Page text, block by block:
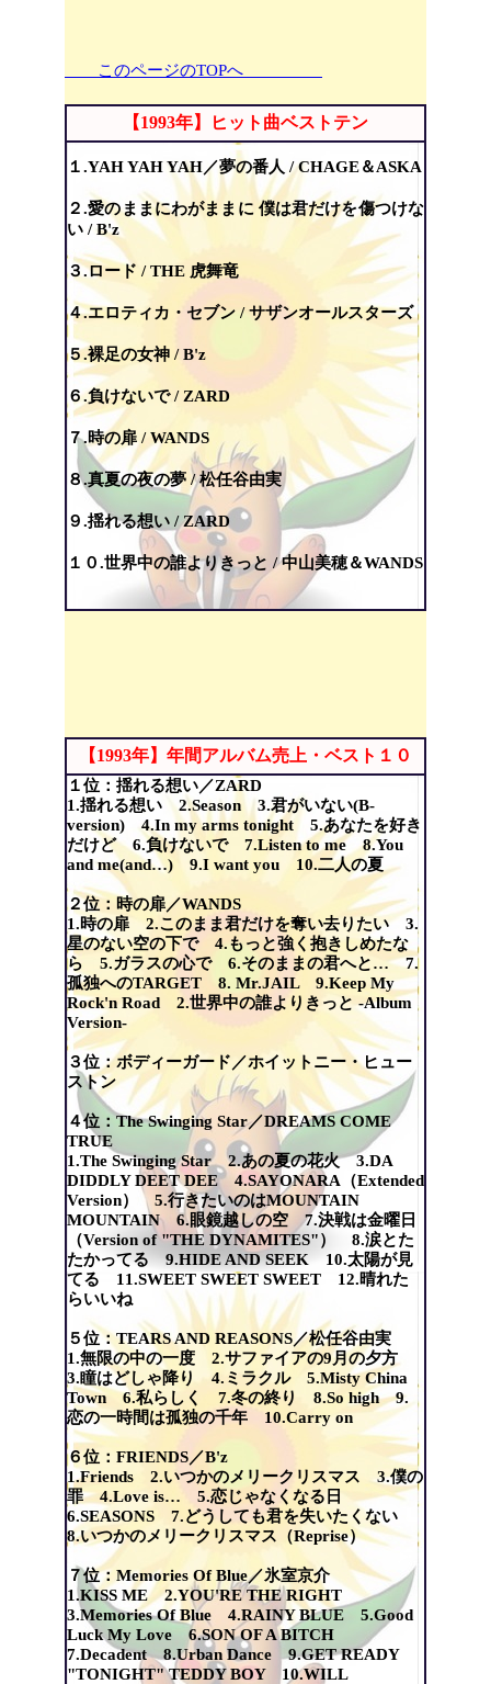
このページのTOPへ
【1993年】ヒット曲ベストテン
１.YAH YAH YAH／夢の番人 / CHAGE＆ASKA
２.愛のままにわがままに 僕は君だけを傷つけな
い / B'z
３.ロード / THE 虎舞竜
４.エロティカ・セブン / サザンオールスターズ
５.裸足の女神 / B'z
６.負けないで / ZARD
７.時の扉 / WANDS
８.真夏の夜の夢 / 松任谷由実
９.揺れる想い / ZARD
１０.世界中の誰よりきっと / 中山美穂＆WANDS
【1993年】年間アルバム売上・ベスト１０
１位：揺れる想い／ZARD
1.揺れる想い 2.Season 3.君がいない(B-
version) 4.In my arms tonight 5.あなたを好き
だけど 6.負けないで 7.Listen to me 8.You
and me(and…) 9.I want you 10.二人の夏
２位：時の扉／WANDS
1.時の扉 2.このまま君だけを奪い去りたい 3.
星のない空の下で 4.もっと強く抱きしめたな
ら 5.ガラスの心で 6.そのままの君へと… 7.
孤独へのTARGET 8. Mr.JAIL 9.Keep My
Rock'n Road 2.世界中の誰よりきっと -Album
Version-
３位：ボディーガード／ホイットニー・ヒュー
ストン
４位：The Swinging Star／DREAMS COME
TRUE
1.The Swinging Star 2.あの夏の花火 3.DA
DIDDLY DEET DEE 4.SAYONARA（Extended
Version） 5.行きたいのはMOUNTAIN
MOUNTAIN 6.眼鏡越しの空 7.決戦は金曜日
（Version of "THE DYNAMITES"） 8.涙とた
たかってる 9.HIDE AND SEEK 10.太陽が見
てる 11.SWEET SWEET SWEET 12.晴れた
らいいね
５位：TEARS AND REASONS／松任谷由実
1.無限の中の一度 2.サファイアの9月の夕方
3.瞳はどしゃ降り 4.ミラクル 5.Misty China
Town 6.私らしく 7.冬の終り 8.So high 9.
恋の一時間は孤独の千年 10.Carry on
６位：FRIENDS／B'z
1.Friends 2.いつかのメリークリスマス 3.僕の
罪 4.Love is… 5.恋じゃなくなる日
6.SEASONS 7.どうしても君を失いたくない
8.いつかのメリークリスマス（Reprise）
７位：Memories Of Blue／氷室京介
1.KISS ME 2.YOU'RE THE RIGHT
3.Memories Of Blue 4.RAINY BLUE 5.Good
Luck My Love 6.SON OF A BITCH
7.Decadent 8.Urban Dance 9.GET READY
"TONIGHT" TEDDY BOY 10.WILL